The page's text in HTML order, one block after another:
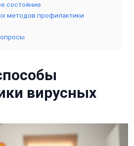
состояние
методов профилактики
вирусных